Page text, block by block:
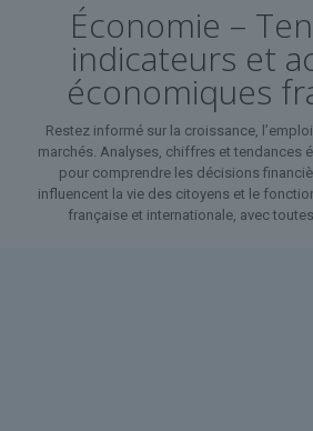
Économie –
indicateurs et
économiques
Restez informé sur la croissance,
marchés. Analyses, chiffres et tendances
pour comprendre les décisions
influencent la vie des citoyens et le
française et internationale, avec